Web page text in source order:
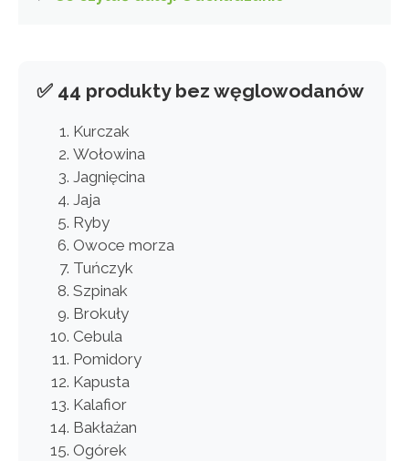
✅ 44 produkty bez węglowodanów
Kurczak
Wołowina
Jagnięcina
Jaja
Ryby
Owoce morza
Tuńczyk
Szpinak
Brokuły
Cebula
Pomidory
Kapusta
Kalafior
Bakłażan
Ogórek